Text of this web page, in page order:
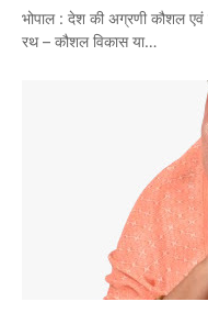
भोपाल : देश की अग्रणी कौशल एवं
रथ – कौशल विकास या…